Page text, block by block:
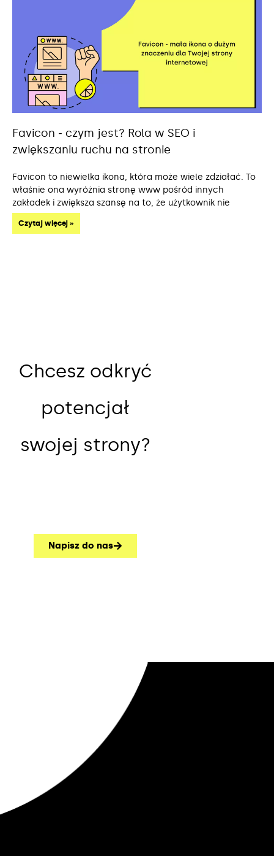
Favicon ‒ czym jest? Rola w SEO i
zwiększaniu ruchu na stronie
Favicon to niewielka ikona, która może wiele zdziałać. To
właśnie ona wyróżnia stronę www pośród innych
zakładek i zwiększa szansę na to, że użytkownik nie
Czytaj więcej »
Chcesz odkryć
potencjał
swojej strony?
Napisz do nas